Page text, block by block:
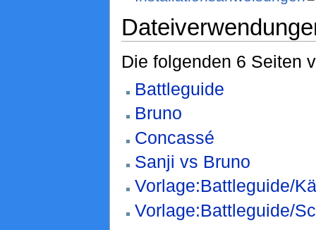
Die folgenden 6 Seiten
Battleguide
Bruno
Concassé
Sanji vs Bruno
Vorlage:Battleguide/
Vorlage:Battleguide/